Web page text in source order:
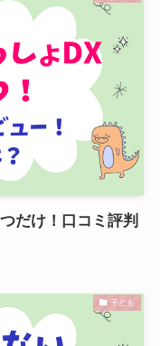
だけ！口コミ評判
子ども